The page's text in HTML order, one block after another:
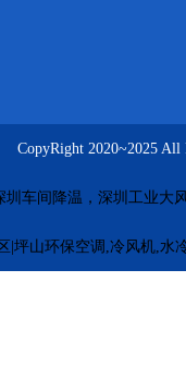
CopyRight 2020~2025
车间降温，深圳工业大
|坪山环保空调,冷风机,水